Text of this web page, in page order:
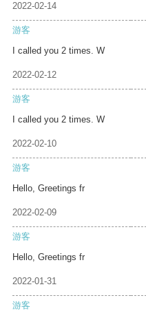
2022-02-14
游客
I called you 2 times. W
2022-02-12
游客
I called you 2 times. W
2022-02-10
游客
Hello, Greetings fr
2022-02-09
游客
Hello, Greetings fr
2022-01-31
游客